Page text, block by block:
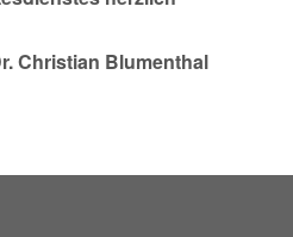
Christian Blumenthal